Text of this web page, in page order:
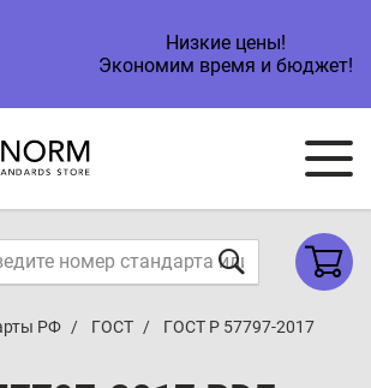
Низкие цены!
Экономим время и бюджет!
РФ ГОСТ ГОСТ Р 57797-2017